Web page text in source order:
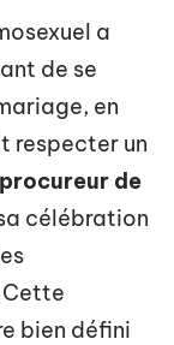
a
de se
en
respecter un
procureur de
célébration
Cette
bien défini